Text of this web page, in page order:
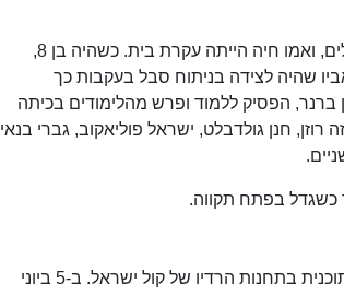
נולד בשם יורם ארבייטר בפתח תקווה. אביו מולה היה מנהל מחסן בקופת חולים, ואמו חיה הייתה עקרת בית. כשהיה בן 8,
שהיה לצידה בניתוח סבל בעקבות כך
מ-50. ארבל שלמד אז בתיכון ברנר, הפסיק ללמוד ופרש מהלימודים בכיתה
חנן גולדבלט, ישראל פוליאקוב, גברי בנאי
כשגדל בפתח תקווה.
את הקריירה הרדיופונית שלו החל ארבל בשנות ה-60, כקריין חדשות וכמגיש תוכנית בתחנות הרדיו של קול ישראל. ב-5 ביוני